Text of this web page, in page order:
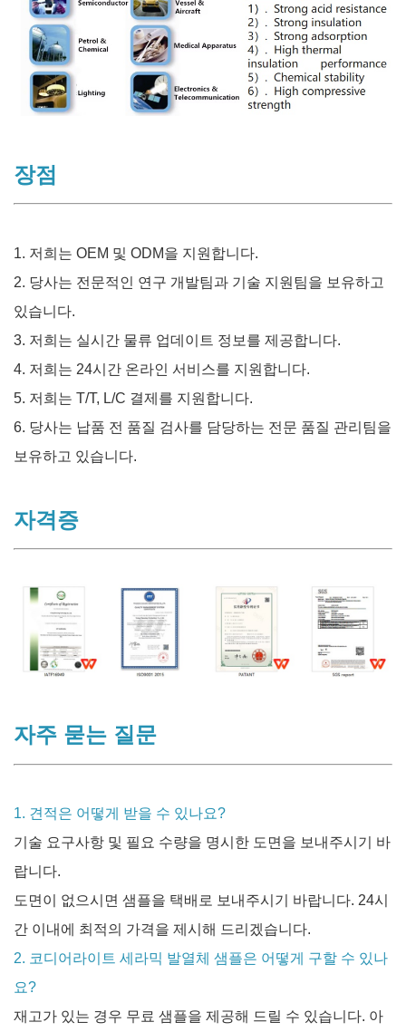
장점
1. 저희는 OEM 및 ODM을 지원합니다.
2. 당사는 전문적인 연구 개발팀과 기술 지원팀을 보유하고
있습니다.
3. 저희는 실시간 물류 업데이트 정보를 제공합니다.
4. 저희는 24시간 온라인 서비스를 지원합니다.
5. 저희는 T/T, L/C 결제를 지원합니다.
6. 당사는 납품 전 품질 검사를 담당하는 전문 품질 관리팀을
보유하고 있습니다.
자격증
자주 묻는 질문
1. 견적은 어떻게 받을 수 있나요?
기술 요구사항 및 필요 수량을 명시한 도면을 보내주시기 바
랍니다.
도면이 없으시면 샘플을 택배로 보내주시기 바랍니다. 24시
간 이내에 최적의 가격을 제시해 드리겠습니다.
2. 코디어라이트 세라믹 발열체 샘플은 어떻게 구할 수 있나
요?
재고가 있는 경우 무료 샘플을 제공해 드릴 수 있습니다. 아